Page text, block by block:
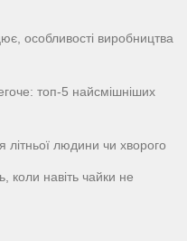
особливості виробництва
топ-5 найсмішніших
літньої людини чи хворого
коли навіть чайки не